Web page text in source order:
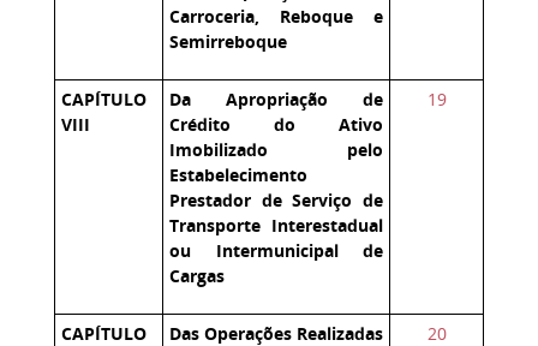
Carroceria, Reboque e
Semirreboque
CAPÍTULO
VIII
Da Apropriação de
Crédito do Ativo
Imobilizado pelo
Estabelecimento
Prestador de Serviço de
Transporte Interestadual
ou Intermunicipal de
Cargas
19
CAPÍTULO
Das Operações Realizadas
20